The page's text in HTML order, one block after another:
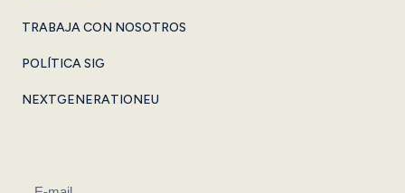
TRABAJA CON NOSOTROS
POLÍTICA SIG
NEXTGENERATIONEU